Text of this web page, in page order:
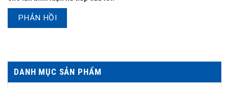
DANH MỤC SẢN PHẨM